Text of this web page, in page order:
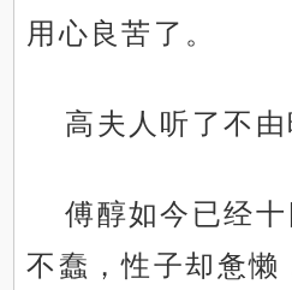
用心良苦了。
高夫人听了不由
傅醇如今已经
不蠢，性子却惫懒